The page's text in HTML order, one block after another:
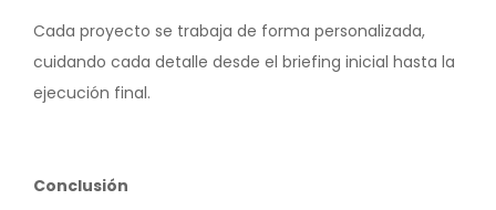
Cada proyecto se trabaja de forma personalizada,
cuidando cada detalle desde el briefing inicial hasta la
ejecución final.
Conclusión